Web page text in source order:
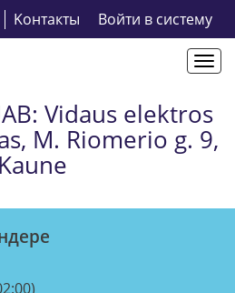
Kонтакты Bойти в систему
Vidaus elektros
M. Riomerio g. 9,
Kaune